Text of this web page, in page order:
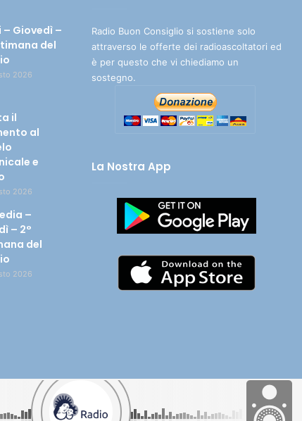
– Giovedì –
del
2026
il
al
e
2026
–
– 2°
del
2026
Radio Buon Consiglio si sostiene solo
attraverso le offerte dei radioascoltatori ed
è per questo che vi chiediamo un
sostegno.
La Nostra App